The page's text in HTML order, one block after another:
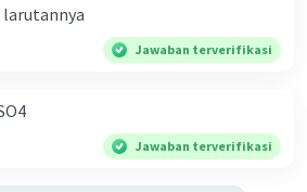
larutannya
Jawaban terverifikasi
Jawaban terverifikasi